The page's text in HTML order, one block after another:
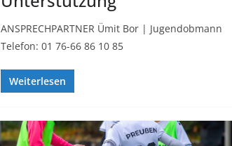
ANSPRECHPARTNER Ümit Bor | Jugendobmann
Telefon: 01 76-66 86 10 85
Weiterlesen